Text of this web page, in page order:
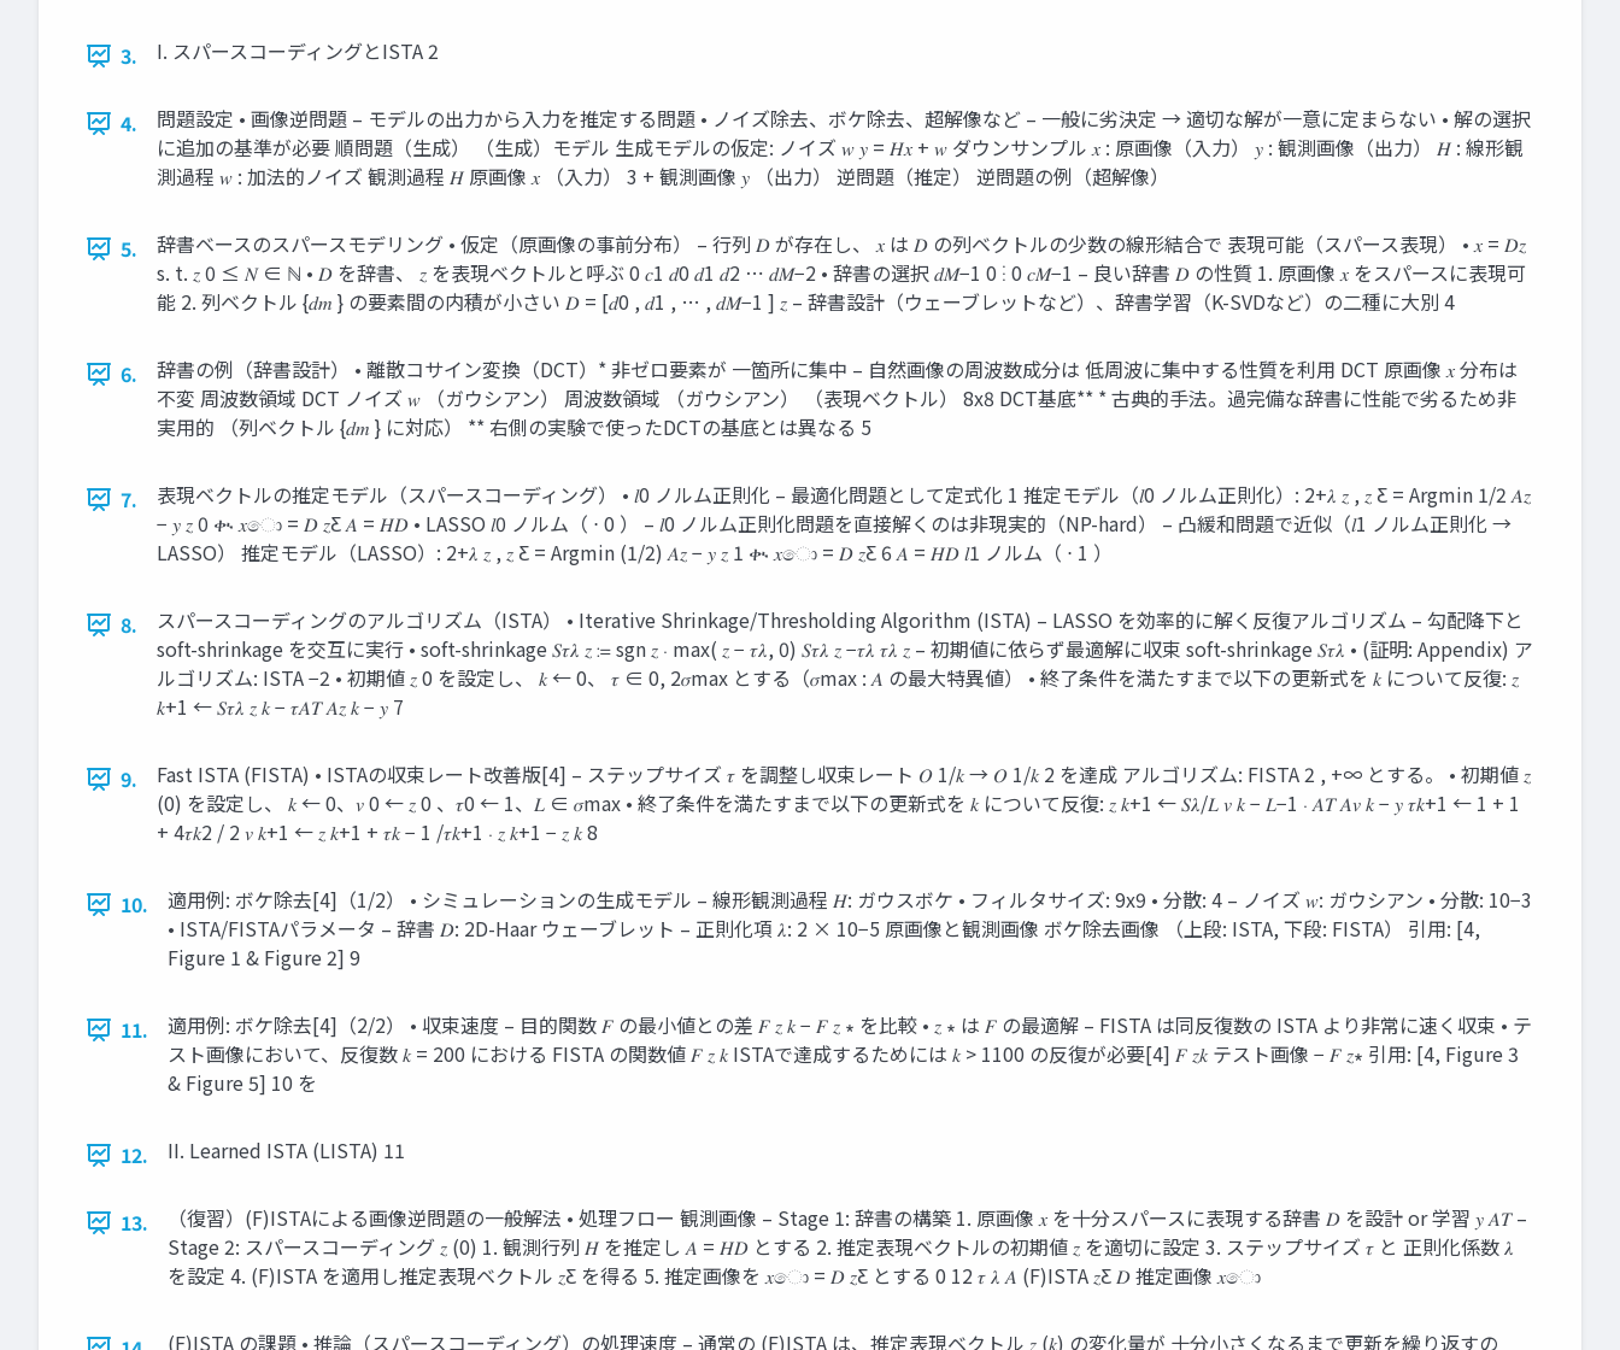
3. I. スパースコーディングとISTA 2
4.
問題設定 • 画像逆問題 – モデルの出力から入力を推定する問題 • ノイズ除去、ボケ除去、超解像など – 一般に劣決定 → 適切な解が一意に定まらない • 解の選択
に追加の基準が必要 順問題（生成） （生成）モデル 生成モデルの仮定: ノイズ 𝑤 𝑦 = 𝐻𝑥 + 𝑤 ダウンサンプル 𝑥 : 原画像（入力） 𝑦 : 観測画像（出力） 𝐻 : 線形観
測過程 𝑤 : 加法的ノイズ 観測過程 𝐻 原画像 𝑥 （入力） 3 + 観測画像 𝑦 （出力） 逆問題（推定） 逆問題の例（超解像）
5.
辞書ベースのスパースモデリング • 仮定（原画像の事前分布） – 行列 𝐷 が存在し、 𝑥 は 𝐷 の列ベクトルの少数の線形結合で 表現可能（スパース表現） • 𝑥 = 𝐷𝑧
s. t. 𝑧 0 ≤ 𝑁 ∈ ℕ • 𝐷 を辞書、 𝑧 を表現ベクトルと呼ぶ 0 𝑐1 𝑑0 𝑑1 𝑑2 ⋯ 𝑑𝑀−2 • 辞書の選択 𝑑𝑀−1 0 ⋮ 0 𝑐𝑀−1 – 良い辞書 𝐷 の性質 1. 原画像 𝑥 をスパースに表現可
能 2. 列ベクトル {𝑑𝑚 } の要素間の内積が小さい 𝐷 = [𝑑0 , 𝑑1 , … , 𝑑𝑀−1 ] 𝑧 – 辞書設計（ウェーブレットなど）、辞書学習（K-SVDなど）の二種に大別 4
6.
辞書の例（辞書設計） • 離散コサイン変換（DCT）* 非ゼロ要素が 一箇所に集中 – 自然画像の周波数成分は 低周波に集中する性質を利用 DCT 原画像 𝑥 分布は
不変 周波数領域 DCT ノイズ 𝑤 （ガウシアン） 周波数領域 （ガウシアン） （表現ベクトル） 8x8 DCT基底** * 古典的手法。過完備な辞書に性能で劣るため非
実用的 （列ベクトル {𝑑𝑚 } に対応） ** 右側の実験で使ったDCTの基底とは異なる 5
7.
表現ベクトルの推定モデル（スパースコーディング） • 𝑙0 ノルム正則化 – 最適化問題として定式化 1 推定モデル（𝑙0 ノルム正則化）: 2+𝜆 𝑧 , 𝑧 Ƹ = Argmin 1/2 𝐴𝑧
− 𝑦 𝑧 0 ቊ 𝑥ො = 𝐷 𝑧Ƹ 𝐴 = 𝐻𝐷 • LASSO 𝑙0 ノルム（ ⋅ 0 ） – 𝑙0 ノルム正則化問題を直接解くのは非現実的（NP-hard） – 凸緩和問題で近似（𝑙1 ノルム正則化 →
LASSO） 推定モデル（LASSO）: 2+𝜆 𝑧 , 𝑧 Ƹ = Argmin (1/2) 𝐴𝑧 − 𝑦 𝑧 1 ቊ 𝑥ො = 𝐷 𝑧Ƹ 6 𝐴 = 𝐻𝐷 𝑙1 ノルム（ ⋅ 1 ）
8.
スパースコーディングのアルゴリズム（ISTA） • Iterative Shrinkage/Thresholding Algorithm (ISTA) – LASSO を効率的に解く反復アルゴリズム – 勾配降下と
soft-shrinkage を交互に実行 • soft-shrinkage 𝑆𝜏𝜆 𝑧 ≔ sgn 𝑧 ⋅ max( 𝑧 − 𝜏𝜆, 0) 𝑆𝜏𝜆 𝑧 −𝜏𝜆 𝜏𝜆 𝑧 – 初期値に依らず最適解に収束 soft-shrinkage 𝑆𝜏𝜆 • (証明: Appendix) ア
ルゴリズム: ISTA −2 • 初期値 𝑧 0 を設定し、 𝑘 ← 0、 𝜏 ∈ 0, 2𝜎max とする（𝜎max : 𝐴 の最大特異値） • 終了条件を満たすまで以下の更新式を 𝑘 について反復: 𝑧
𝑘+1 ← 𝑆𝜏𝜆 𝑧 𝑘 − 𝜏𝐴𝑇 𝐴𝑧 𝑘 − 𝑦 7
9.
Fast ISTA (FISTA) • ISTAの収束レート改善版[4] – ステップサイズ 𝜏 を調整し収束レート 𝑂 1/𝑘 → 𝑂 1/𝑘 2 を達成 アルゴリズム: FISTA 2 , +∞ とする。 • 初期値 𝑧
(0) を設定し、 𝑘 ← 0、𝑣 0 ← 𝑧 0 、𝜏0 ← 1、𝐿 ∈ 𝜎max • 終了条件を満たすまで以下の更新式を 𝑘 について反復: 𝑧 𝑘+1 ← 𝑆𝜆/𝐿 𝑣 𝑘 − 𝐿−1 ⋅ 𝐴𝑇 𝐴𝑣 𝑘 − 𝑦 𝜏𝑘+1 ← 1 + 1
+ 4𝜏𝑘2 / 2 𝑣 𝑘+1 ← 𝑧 𝑘+1 + 𝜏𝑘 − 1 /𝜏𝑘+1 ⋅ 𝑧 𝑘+1 − 𝑧 𝑘 8
10.
適用例: ボケ除去[4]（1/2） • シミュレーションの生成モデル – 線形観測過程 𝐻: ガウスボケ • フィルタサイズ: 9x9 • 分散: 4 – ノイズ 𝑤: ガウシアン • 分散: 10−3
• ISTA/FISTAパラメータ – 辞書 𝐷: 2D-Haar ウェーブレット – 正則化項 𝜆: 2 × 10−5 原画像と観測画像 ボケ除去画像 （上段: ISTA, 下段: FISTA） 引用: [4,
Figure 1 & Figure 2] 9
11.
適用例: ボケ除去[4]（2/2） • 収束速度 – 目的関数 𝐹 の最小値との差 𝐹 𝑧 𝑘 − 𝐹 𝑧 ∗ を比較 • 𝑧 ∗ は 𝐹 の最適解 – FISTA は同反復数の ISTA より非常に速く収束 • テ
スト画像において、反復数 𝑘 = 200 における FISTA の関数値 𝐹 𝑧 𝑘 ISTAで達成するためには 𝑘 > 1100 の反復が必要[4] 𝐹 𝑧𝑘 テスト画像 − 𝐹 𝑧∗ 引用: [4, Figure 3
& Figure 5] 10 を
12. II. Learned ISTA (LISTA) 11
13.
（復習）(F)ISTAによる画像逆問題の一般解法 • 処理フロー 観測画像 – Stage 1: 辞書の構築 1. 原画像 𝑥 を十分スパースに表現する辞書 𝐷 を設計 or 学習 𝑦 𝐴𝑇 –
Stage 2: スパースコーディング 𝑧 (0) 1. 観測行列 𝐻 を推定し 𝐴 = 𝐻𝐷 とする 2. 推定表現ベクトルの初期値 𝑧 を適切に設定 3. ステップサイズ 𝜏 と 正則化係数 𝜆
を設定 4. (F)ISTA を適用し推定表現ベクトル 𝑧Ƹ を得る 5. 推定画像を 𝑥ො = 𝐷 𝑧Ƹ とする 0 12 𝜏 𝜆 𝐴 (F)ISTA 𝑧Ƹ 𝐷 推定画像 𝑥ො
(F)ISTA の課題 • 推論（スパースコーディング）の処理速度 – 通常の (F)ISTA は、推定表現ベクトル 𝑧 (𝑘) の変化量が 十分小さくなるまで更新を繰り返すの